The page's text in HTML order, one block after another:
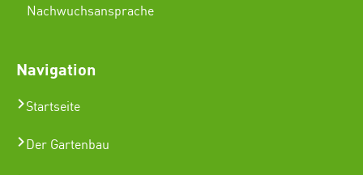
Nachwuchsansprache
Navigation
Startseite
Der Gartenbau